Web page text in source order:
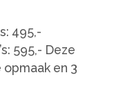
495,-
595,- Deze
en 3